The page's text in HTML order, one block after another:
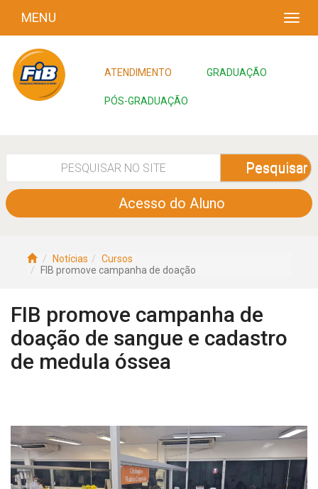
MENU
ATENDIMENTO GRADUAÇÃO
PÓS-GRADUAÇÃO
Pesquisar
Acesso do Aluno
Notícias
Cursos
FIB promove campanha de doação
FIB promove campanha de
doação de sangue e cadastro
de medula óssea